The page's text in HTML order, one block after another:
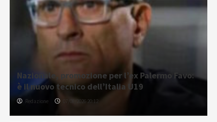
Nazionale, promozione per l’ex Palermo Favo:
è il nuovo tecnico dell’Italia U19
Redazione 07/08/2026 20:12